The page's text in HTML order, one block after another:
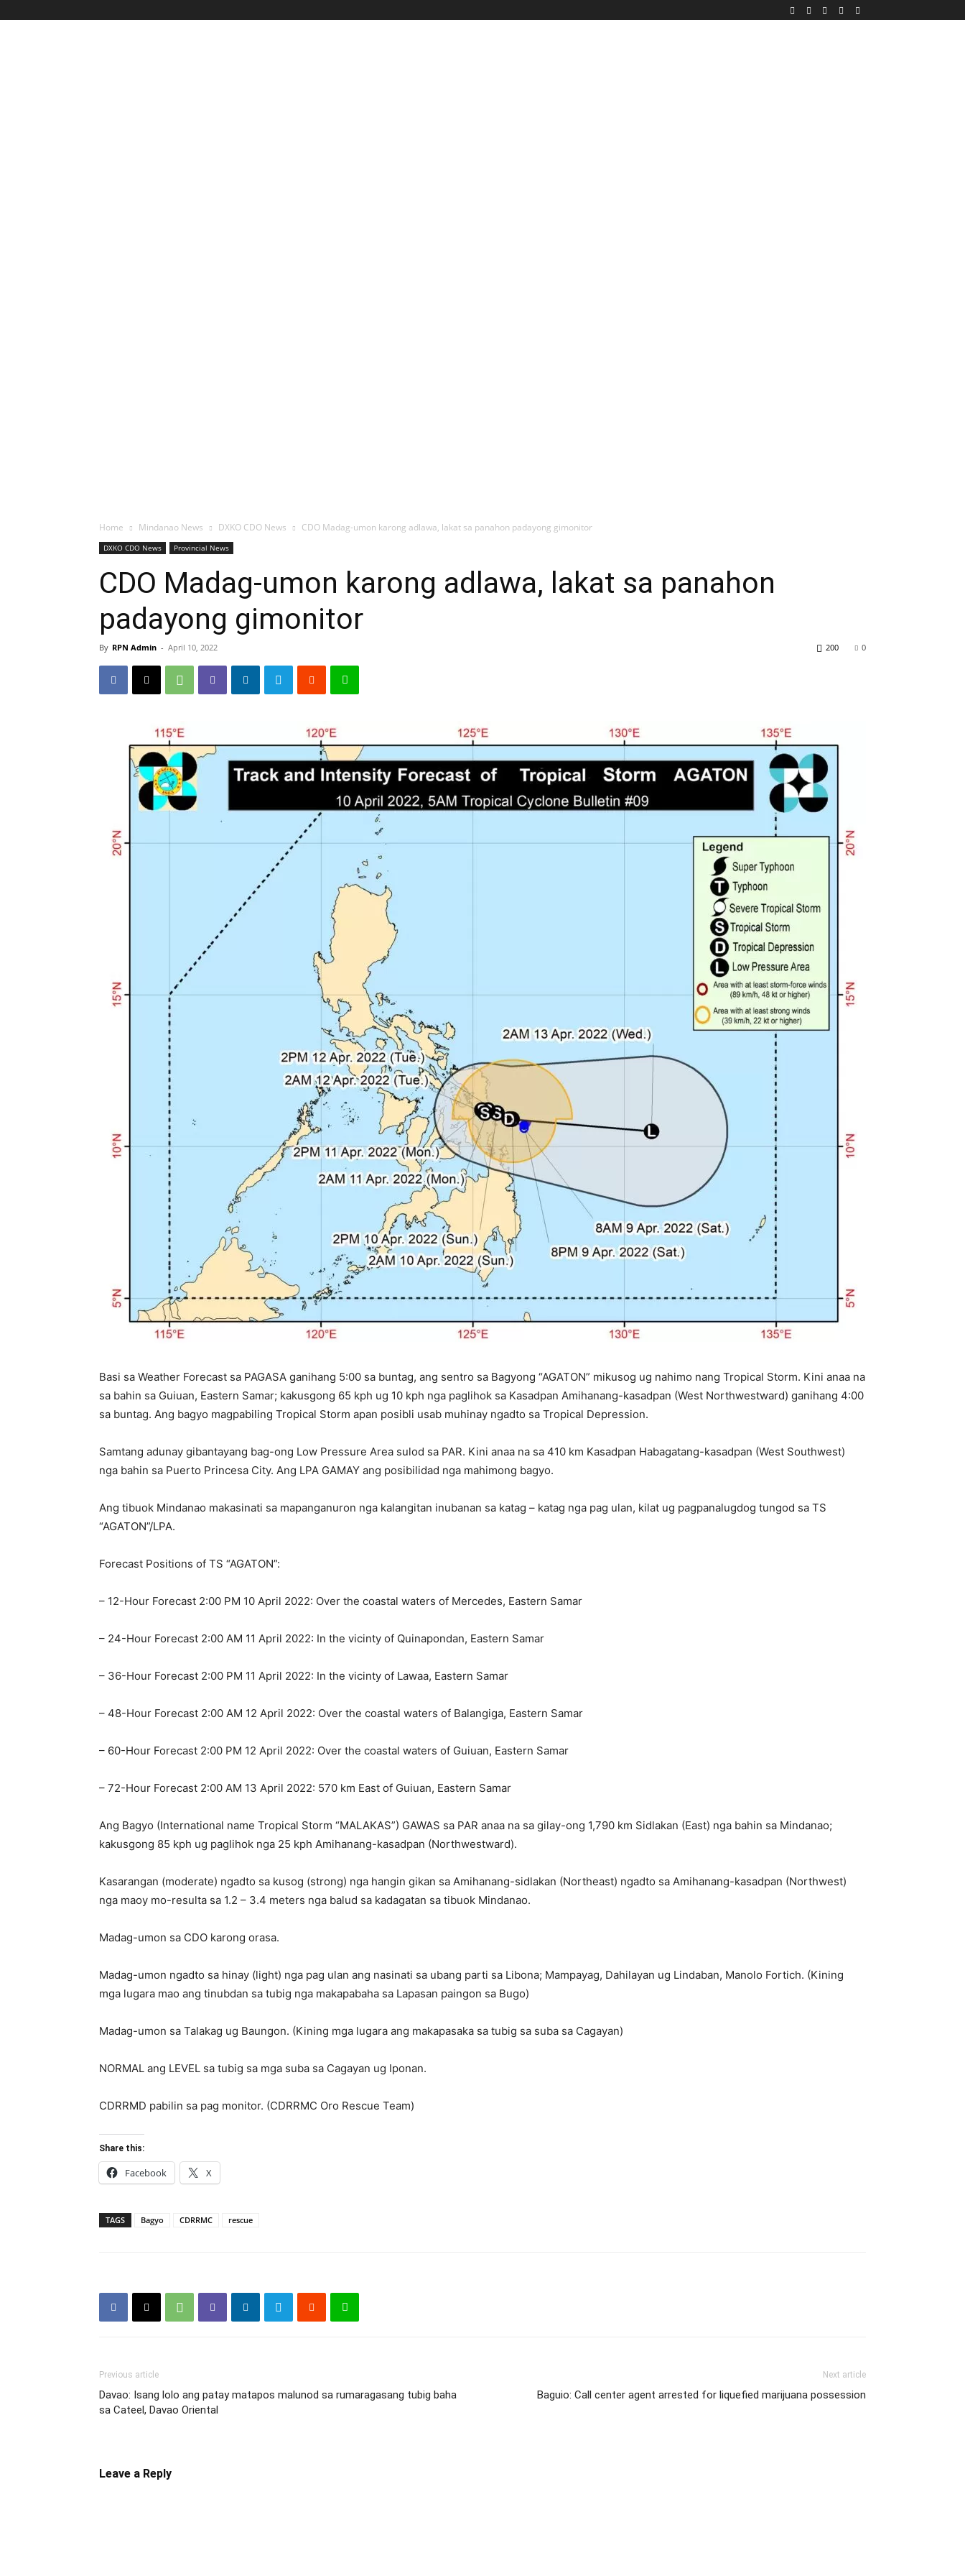
Home Mindanao News DXKO CDO News CDO Madag-umon karong adlawa, lakat sa panahon padayong gimonitor
DXKO CDO News Provincial News
CDO Madag-umon karong adlawa, lakat sa panahon
padayong gimonitor
By RPN Admin - April 10, 2022 0
200
Basi sa Weather Forecast sa PAGASA ganihang 5:00 sa buntag, ang sentro sa Bagyong “AGATON” mikusog ug nahimo nang Tropical Storm. Kini anaa na
sa bahin sa Guiuan, Eastern Samar; kakusgong 65 kph ug 10 kph nga paglihok sa Kasadpan Amihanang-kasadpan (West Northwestward) ganihang 4:00
sa buntag. Ang bagyo magpabiling Tropical Storm apan posibli usab muhinay ngadto sa Tropical Depression.
Samtang adunay gibantayang bag-ong Low Pressure Area sulod sa PAR. Kini anaa na sa 410 km Kasadpan Habagatang-kasadpan (West Southwest)
nga bahin sa Puerto Princesa City. Ang LPA GAMAY ang posibilidad nga mahimong bagyo.
Ang tibuok Mindanao makasinati sa mapanganuron nga kalangitan inubanan sa katag – katag nga pag ulan, kilat ug pagpanalugdog tungod sa TS
“AGATON”/LPA.
Forecast Positions of TS “AGATON”:
– 12-Hour Forecast 2:00 PM 10 April 2022: Over the coastal waters of Mercedes, Eastern Samar
– 24-Hour Forecast 2:00 AM 11 April 2022: In the vicinty of Quinapondan, Eastern Samar
– 36-Hour Forecast 2:00 PM 11 April 2022: In the vicinty of Lawaa, Eastern Samar
– 48-Hour Forecast 2:00 AM 12 April 2022: Over the coastal waters of Balangiga, Eastern Samar
– 60-Hour Forecast 2:00 PM 12 April 2022: Over the coastal waters of Guiuan, Eastern Samar
– 72-Hour Forecast 2:00 AM 13 April 2022: 570 km East of Guiuan, Eastern Samar
Ang Bagyo (International name Tropical Storm “MALAKAS”) GAWAS sa PAR anaa na sa gilay-ong 1,790 km Sidlakan (East) nga bahin sa Mindanao;
kakusgong 85 kph ug paglihok nga 25 kph Amihanang-kasadpan (Northwestward).
Kasarangan (moderate) ngadto sa kusog (strong) nga hangin gikan sa Amihanang-sidlakan (Northeast) ngadto sa Amihanang-kasadpan (Northwest)
nga maoy mo-resulta sa 1.2 – 3.4 meters nga balud sa kadagatan sa tibuok Mindanao.
Madag-umon sa CDO karong orasa.
Madag-umon ngadto sa hinay (light) nga pag ulan ang nasinati sa ubang parti sa Libona; Mampayag, Dahilayan ug Lindaban, Manolo Fortich. (Kining
mga lugara mao ang tinubdan sa tubig nga makapabaha sa Lapasan paingon sa Bugo)
Madag-umon sa Talakag ug Baungon. (Kining mga lugara ang makapasaka sa tubig sa suba sa Cagayan)
NORMAL ang LEVEL sa tubig sa mga suba sa Cagayan ug Iponan.
CDRRMD pabilin sa pag monitor. (CDRRMC Oro Rescue Team)
Share this:
Facebook X
TAGS Bagyo CDRRMC rescue
Previous article
Davao: Isang lolo ang patay matapos malunod sa rumaragasang tubig baha
sa Cateel, Davao Oriental
Next article
Baguio: Call center agent arrested for liquefied marijuana possession
Leave a Reply